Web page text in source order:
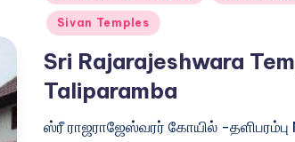
in Sivan Temples
Sri Rajarajeshwara
Taliparamba
ஸ்ரீ ராஜராஜேஸ்வரர் கோயில் -